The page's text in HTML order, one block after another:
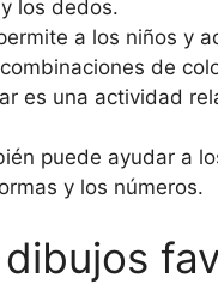
los dedos.
a los niños y
de
es una actividad
puede ayudar a
y los números.